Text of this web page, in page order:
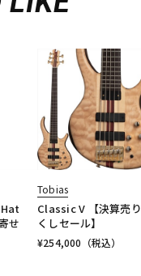
せ
Tobias
Classic V 【決算売
くしセール】
¥254,000 （税込）